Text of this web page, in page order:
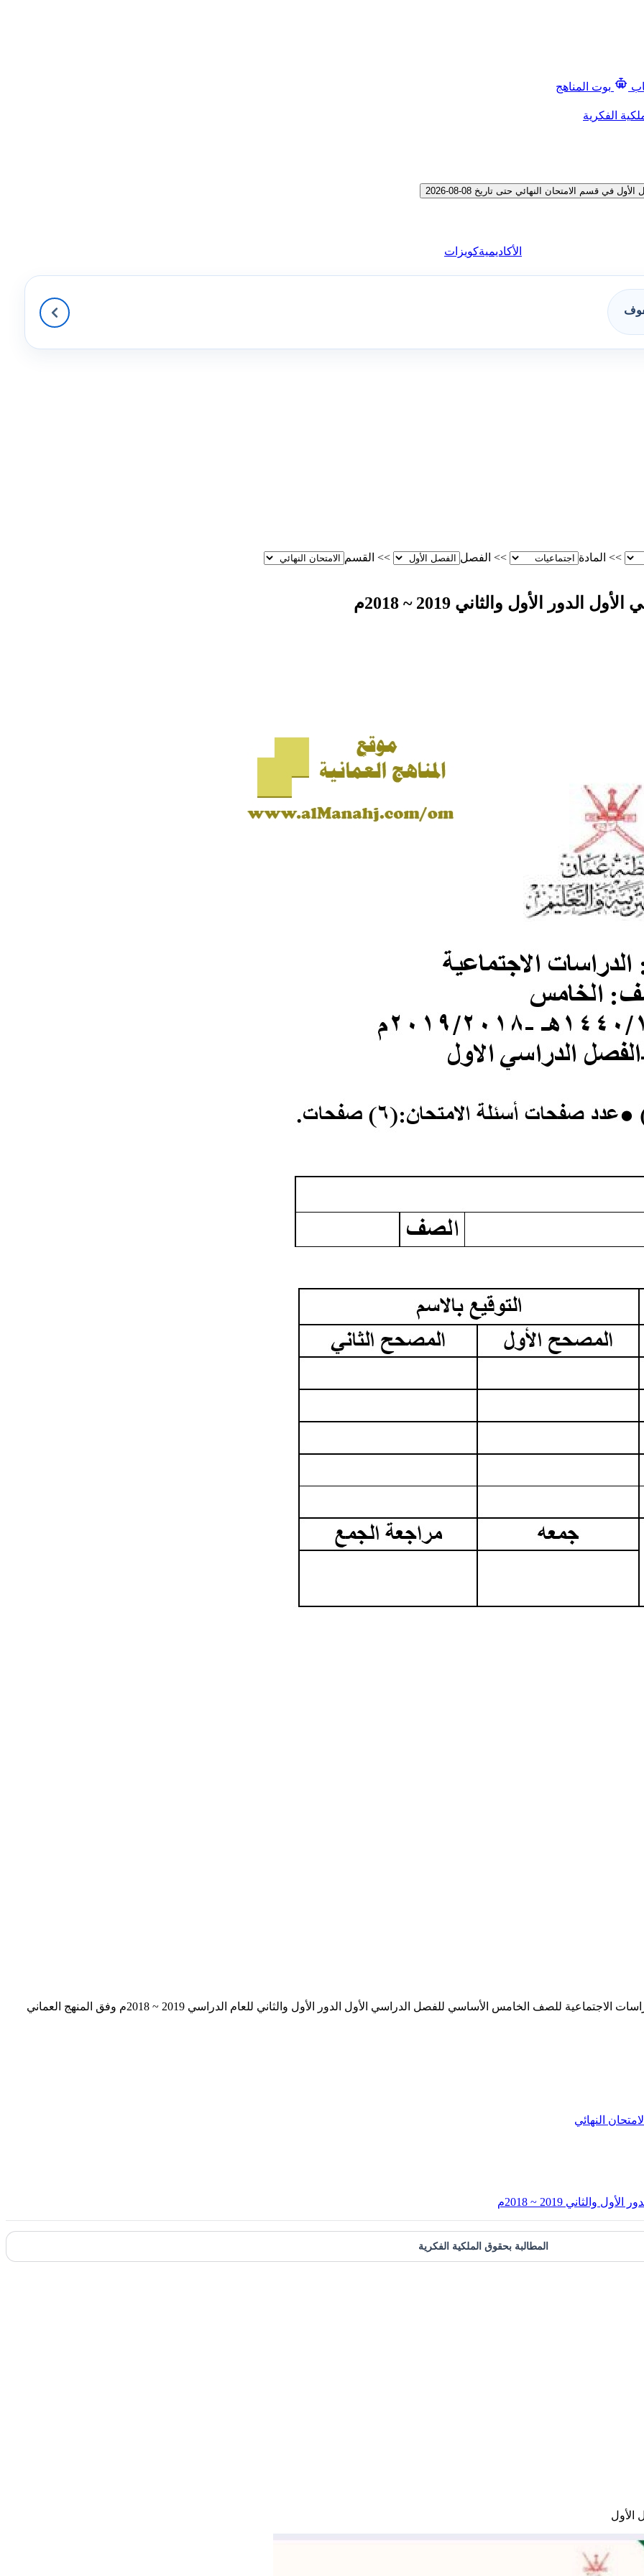
بوت المناهج
الفكرية
الامتحان النهائي حتى تاريخ 08-08-2026
الأكاديميةكويزات
>> المادة >> الفصل >> القسم
الأول والثاني 2019 ~ 2018م
يحتوي الملف التالي على أسئلة وإجابة الامتحان الرسمي في مادة الدراسات الاجتماعية للصف الخامس الأساسي للفصل الدراسي الأول الدور الأول والثاني للعام الدراسي 2019 ~ 2018م وفق المنهج العماني
الامتحان النهائي
2019 ~ 2018م
المطالبة بحقوق الملكية الفكرية
الأول